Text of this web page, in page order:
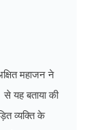
महाजन ने
यह बताया की
व्यक्ति के